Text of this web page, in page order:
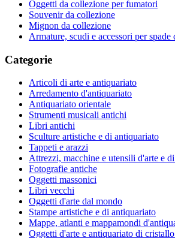
Oggetti da collezione per fumatori
Souvenir da collezione
Mignon da collezione
Armature, scudi e accessori per spade
Categorie
Articoli di arte e antiquariato
Arredamento d'antiquariato
Antiquariato orientale
Strumenti musicali antichi
Libri antichi
Sculture artistiche e di antiquariato
Tappeti e arazzi
Attrezzi, macchine e utensili d'arte e
Fotografie antiche
Oggetti massonici
Libri vecchi
Oggetti d'arte dal mondo
Stampe artistiche e di antiquariato
Mappe, atlanti e mappamondi
Oggetti d'arte e antiquariato di